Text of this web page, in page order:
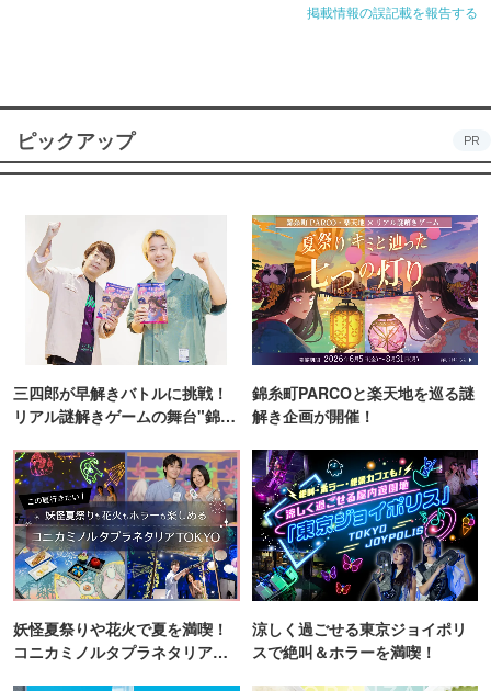
掲載情報の誤記載を報告する
ピックアップ PR
三四郎が早解きバトルに挑戦！
リアル謎解きゲームの舞台"錦糸
錦糸町PARCOと楽天地を巡る謎
解き企画が開催！
妖怪夏祭りや花火で夏を満喫！
コニカミノルタプラネタリア
涼しく過ごせる東京ジョイポリ
スで絶叫＆ホラーを満喫！